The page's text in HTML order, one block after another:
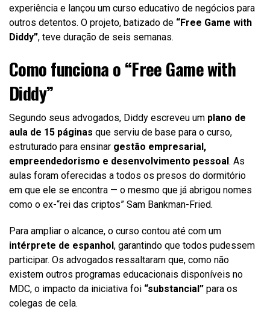
experiência e lançou um curso educativo de negócios para
outros detentos. O projeto, batizado de “Free Game with
Diddy”, teve duração de seis semanas.
Como funciona o “Free Game with
Diddy”
Segundo seus advogados, Diddy escreveu um plano de
aula de 15 páginas que serviu de base para o curso,
estruturado para ensinar gestão empresarial,
empreendedorismo e desenvolvimento pessoal. As
aulas foram oferecidas a todos os presos do dormitório
em que ele se encontra — o mesmo que já abrigou nomes
como o ex-“rei das criptos” Sam Bankman-Fried.
Para ampliar o alcance, o curso contou até com um
intérprete de espanhol, garantindo que todos pudessem
participar. Os advogados ressaltaram que, como não
existem outros programas educacionais disponíveis no
MDC, o impacto da iniciativa foi “substancial” para os
colegas de cela.